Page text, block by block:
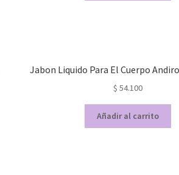
Jabon Liquido Para El Cuerpo
$ 54.100
Añadir al carrito